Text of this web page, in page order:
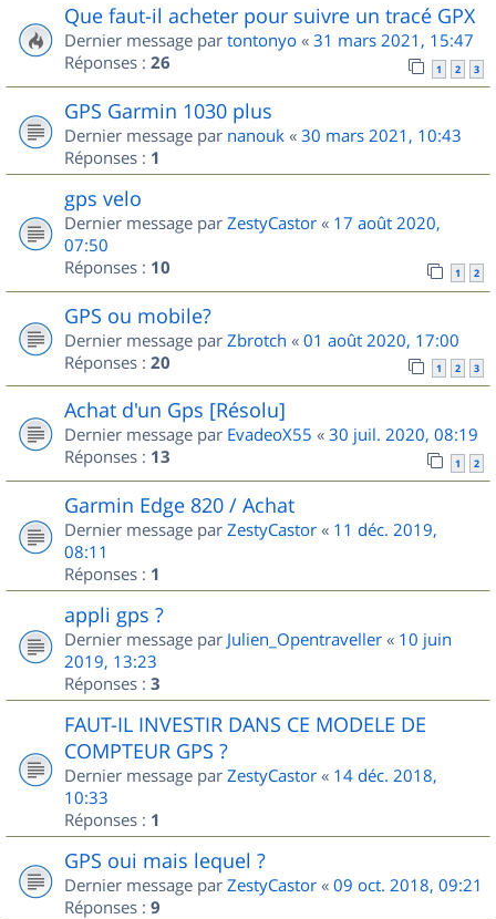
Que faut-il acheter pour suivre un tracé GPX
Dernier message par tontonyo « 31 mars 2021, 15:47
Réponses : 26 1 2 3
GPS Garmin 1030 plus
Dernier message par nanouk « 30 mars 2021, 10:43
Réponses : 1
gps velo
Dernier message par ZestyCastor « 17 août 2020,
07:50
Réponses : 10 1 2
GPS ou mobile?
Dernier message par Zbrotch « 01 août 2020, 17:00
Réponses : 20 1 2 3
Achat d'un Gps [Résolu]
Dernier message par EvadeoX55 « 30 juil. 2020, 08:19
Réponses : 13 1 2
Garmin Edge 820 / Achat
Dernier message par ZestyCastor « 11 déc. 2019,
08:11
Réponses : 1
appli gps ?
Dernier message par Julien_Opentraveller « 10 juin
2019, 13:23
Réponses : 3
FAUT-IL INVESTIR DANS CE MODELE DE
COMPTEUR GPS ?
Dernier message par ZestyCastor « 14 déc. 2018,
10:33
Réponses : 1
GPS oui mais lequel ?
Dernier message par ZestyCastor « 09 oct. 2018, 09:21
Réponses : 9